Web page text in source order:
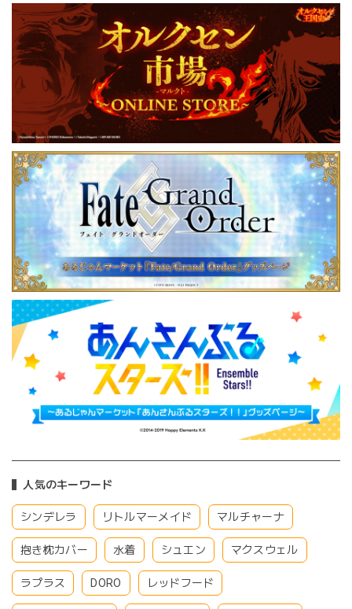
人気のキーワード
シンデレラ リトルマーメイド マルチャーナ
抱き枕カバー 水着 シュエン マクスウェル
ラプラス DORO レッドフード